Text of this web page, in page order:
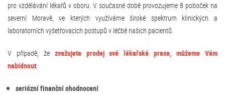
pro vzdělávání lékařů v oboru. V současné době provozujeme 8 poboček na
severní Moravě, ve kterých využíváme široké spektrum klinických a
laboratorních vyšetřovacích postupů v léčbě našich pacientů.
V případě, že zvažujete prodej své lékařské praxe, můžeme Vám
nabídnout:
seriózní finanční ohodnocení